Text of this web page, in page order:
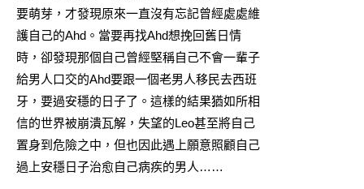
要萌芽，才發現原來一直沒有忘記曾經處處維
護自己的Ahd。當要再找Ahd想挽回舊日情
時，卻發現那個自己曾經堅稱自己不會一輩子
給男人口交的Ahd要跟一個老男人移民去西班
牙，要過安穩的日子了。這樣的結果猶如所相
信的世界被崩潰瓦解，失望的Leo甚至將自己
置身到危險之中，但也因此遇上願意照顧自己
過上安穩日子治愈自己病疾的男人……